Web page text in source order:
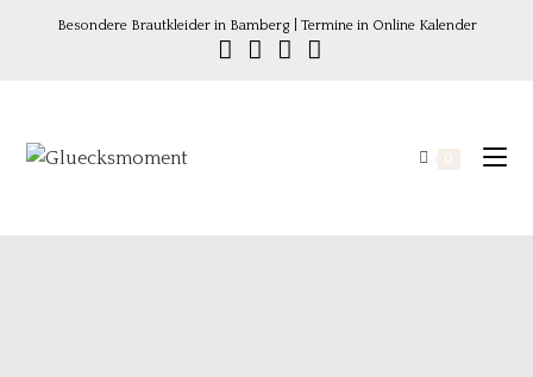
Besondere Brautkleider in Bamberg | Termine in Online Kalender